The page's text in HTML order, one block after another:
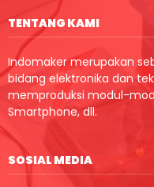
TENTANG KAMI
Indomaker merupakan
bidang elektronika dan
memproduksi modul-
Smartphone, dll.
SOSIAL MEDIA